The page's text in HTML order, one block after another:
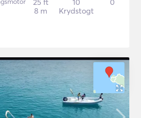
25 ft
8 m
10
Krydstogt
0